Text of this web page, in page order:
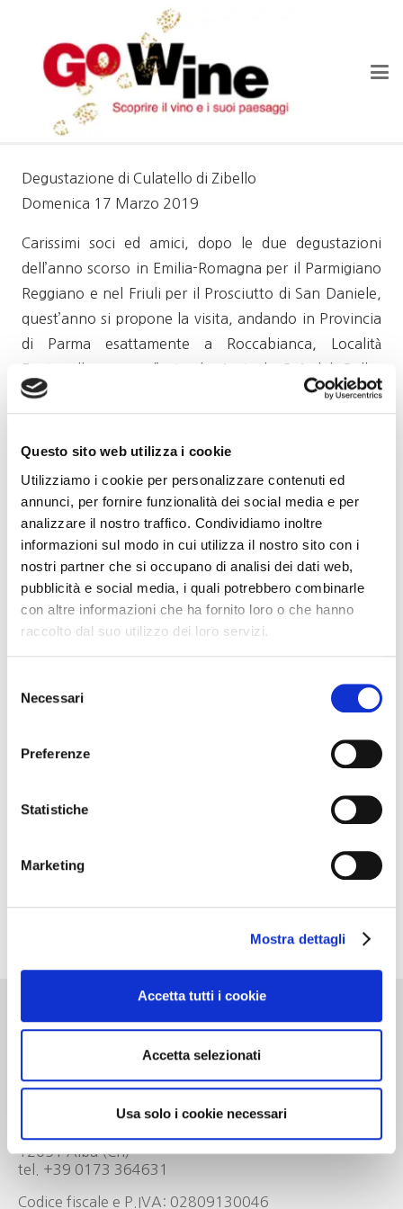
Questo sito web utilizza i cookie
Utilizziamo i cookie per personalizzare contenuti ed
annunci, per fornire funzionalità dei social media e per
analizzare il nostro traffico. Condividiamo inoltre
informazioni sul modo in cui utilizza il nostro sito con i
nostri partner che si occupano di analisi dei dati web,
pubblicità e social media, i quali potrebbero combinarle
con altre informazioni che ha fornito loro o che hanno
raccolto dal suo utilizzo dei loro servizi.
delNecessari
Preferenze
Statistiche
Marketing
Mostra dettagli
Accetta tutti i cookie
Accetta selezionati
Usa solo i cookie necessari
Degustazione di Culatello di Zibello
Domenica 17 Marzo 2019
Carissimi soci ed amici, dopo le due degustazioni
dell’anno scorso in Emilia-Romagna per il Parmigiano
Reggiano e nel Friuli per il Prosciutto di San Daniele,
quest’anno si propone la visita, andando in Provincia
di Parma esattamente a Roccabianca, Località
Fontanelle presso l’azienda Agricola Bré del Gallo,
produttori sia di vini che di salumi Emiliani.
Visita alle cantine naturali di stagionatura del
Culatello di Zibello e spiegazione sull’origine e
lavorazione del Culatello, dopo di ché ci tratterremo
per il pranzo che sarà così composto:
Aperitivo di benvenuto con 2 vini Dora e Febo,
prodotti con metodo classico, a tavola con Culatello
di Zibello di due stagionature, salame nostrano, spalla
salame saltato in padella con vino bianco; il tutto
verrà accompagnato con verdure di stagione e
verdure in agrodolce ed il vino Fortana (vitigno
autoctono dell’Emilia) dell’Emilia IGT con
reggiano con marmellata e torta della nonna Silvia,
12051 Alba (Cn)
tel. +39 0173 364631
Codice fiscale e P.IVA: 02809130046